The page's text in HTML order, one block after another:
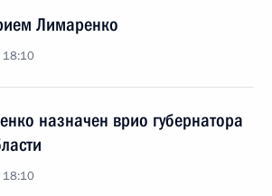
Лимаренко
18:10
назначен врио губернатора
18:10